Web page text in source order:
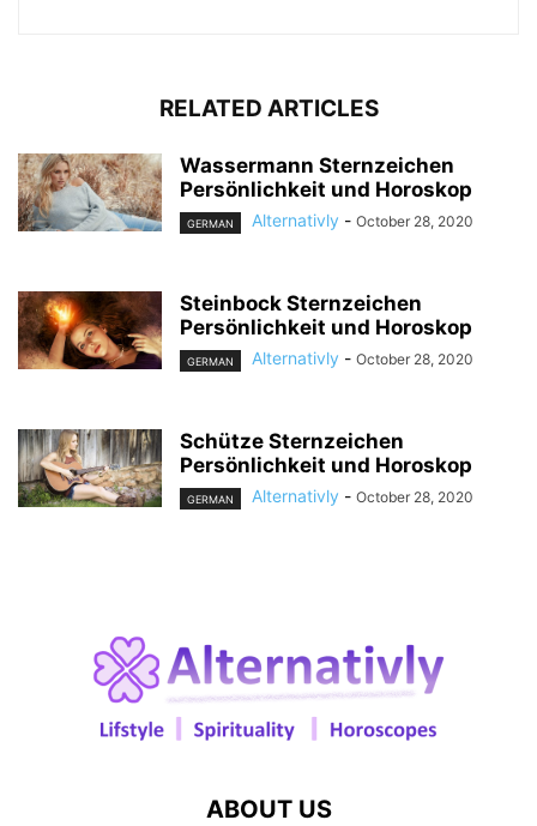
RELATED ARTICLES
Wassermann Sternzeichen
Persönlichkeit und Horoskop
GERMAN Alternativly - October 28, 2020
Steinbock Sternzeichen
Persönlichkeit und Horoskop
GERMAN Alternativly - October 28, 2020
Schütze Sternzeichen
Persönlichkeit und Horoskop
GERMAN Alternativly - October 28, 2020
ABOUT US